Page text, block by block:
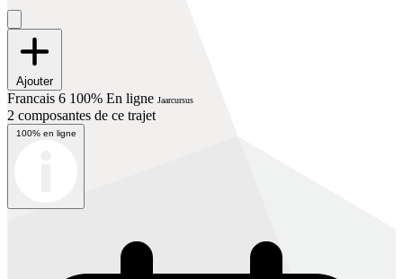
Ajouter
Francais 6 100% En ligne Jaarcursus
2 composantes de ce trajet
100% en ligne